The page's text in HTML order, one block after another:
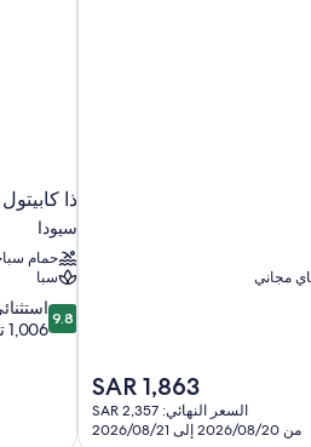
مجاني
السعر
الحالي
هو
SAR 1,863
السعر النهائي: SAR 2,357
من 2026/08/20 إلى 2026/08/21
ذا
سيودا
حمام
سبا
9.8
من
9.8
1,006 تقييمات